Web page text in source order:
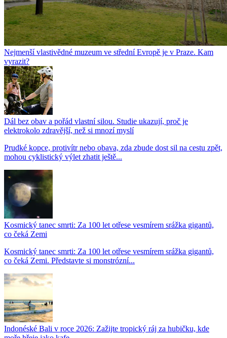
Nejmenší vlastivědné muzeum ve střední Evropě je v Praze. Kam
vyrazit?
Dál bez obav a pořád vlastní silou. Studie ukazují, proč je
elektrokolo zdravější, než si mnozí myslí
Prudké kopce, protivítr nebo obava, zda zbude dost sil na cestu zpět,
mohou cyklistický výlet zhatit ještě...
Kosmický tanec smrti: Za 100 let otřese vesmírem srážka gigantů,
co čeká Zemi
Kosmický tanec smrti: Za 100 let otřese vesmírem srážka gigantů,
co čeká Zemi. Představte si monstrózní...
Indonéské Bali v roce 2026: Zažijte tropický ráj za hubičku, kde